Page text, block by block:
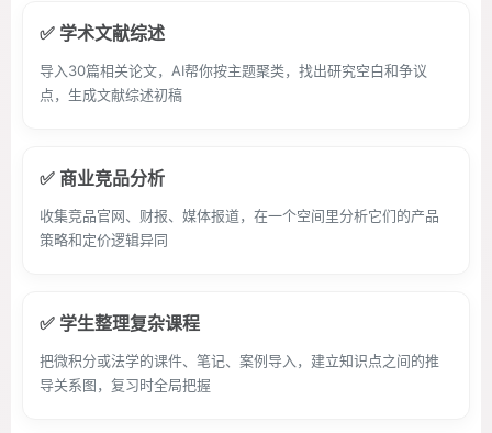
✅ 学术文献综述
导入30篇相关论文，AI帮你按主题聚类，找出研究空白和争议
点，生成文献综述初稿
✅ 商业竞品分析
收集竞品官网、财报、媒体报道，在一个空间里分析它们的产品
策略和定价逻辑异同
✅ 学生整理复杂课程
把微积分或法学的课件、笔记、案例导入，建立知识点之间的推
导关系图，复习时全局把握